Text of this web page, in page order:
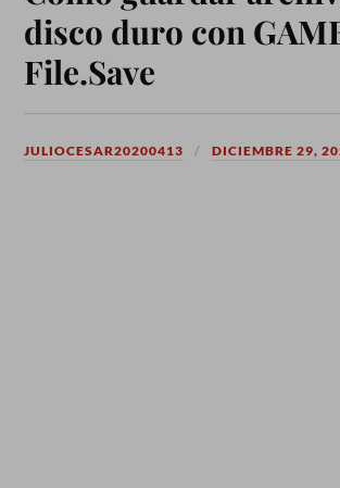
disco duro con
File.Save
JULIOCESAR20200413 DICIEMBRE 29,